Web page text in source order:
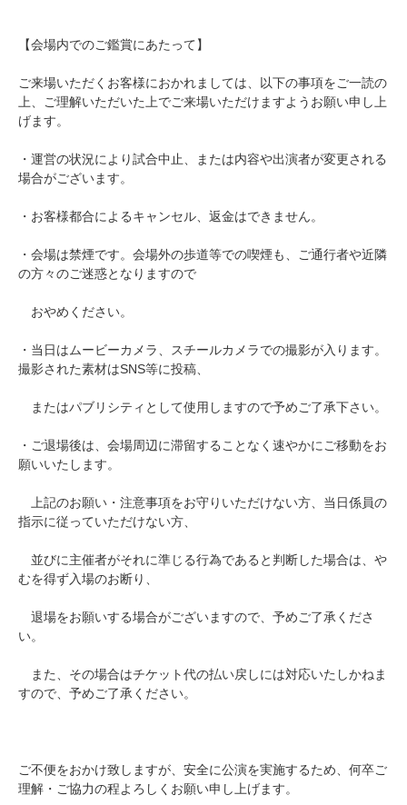
【会場内でのご鑑賞にあたって】
ご来場いただくお客様におかれましては、以下の事項をご一読の
上、ご理解いただいた上でご来場いただけますようお願い申し上
げます。
・運営の状況により試合中止、または内容や出演者が変更される
場合がございます。
・お客様都合によるキャンセル、返金はできません。
・会場は禁煙です。会場外の歩道等での喫煙も、ご通行者や近隣
の方々のご迷惑となりますので
おやめください。
・当日はムービーカメラ、スチールカメラでの撮影が入ります。
撮影された素材はSNS等に投稿、
またはパブリシティとして使用しますので予めご了承下さい。
・ご退場後は、会場周辺に滞留することなく速やかにご移動をお
願いいたします。
上記のお願い・注意事項をお守りいただけない方、当日係員の
指示に従っていただけない方、
並びに主催者がそれに準じる行為であると判断した場合は、や
むを得ず入場のお断り、
退場をお願いする場合がございますので、予めご了承くださ
い。
また、その場合はチケット代の払い戻しには対応いたしかねま
すので、予めご了承ください。
ご不便をおかけ致しますが、安全に公演を実施するため、何卒ご
理解・ご協力の程よろしくお願い申し上げます。